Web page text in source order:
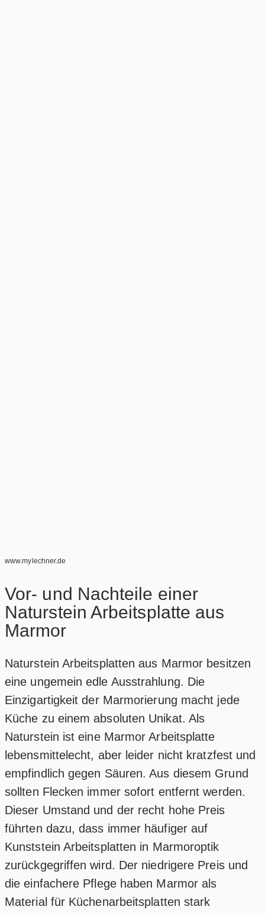
www.mylechner.de
Vor- und Nachteile einer
Naturstein Arbeitsplatte aus
Marmor
Naturstein Arbeitsplatten aus Marmor besitzen
eine ungemein edle Ausstrahlung. Die
Einzigartigkeit der Marmorierung macht jede
Küche zu einem absoluten Unikat. Als
Naturstein ist eine Marmor Arbeitsplatte
lebensmittelecht, aber leider nicht kratzfest und
empfindlich gegen Säuren. Aus diesem Grund
sollten Flecken immer sofort entfernt werden.
Dieser Umstand und der recht hohe Preis
führten dazu, dass immer häufiger auf
Kunststein Arbeitsplatten in Marmoroptik
zurückgegriffen wird. Der niedrigere Preis und
die einfachere Pflege haben Marmor als
Material für Küchenarbeitsplatten stark